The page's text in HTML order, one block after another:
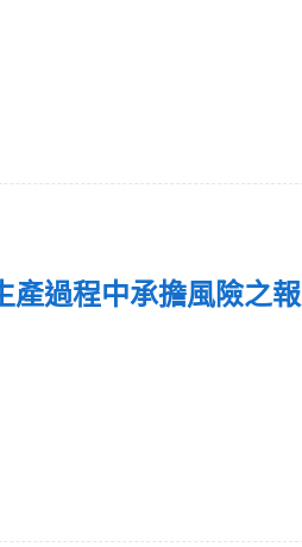
產過程中承擔風險之報